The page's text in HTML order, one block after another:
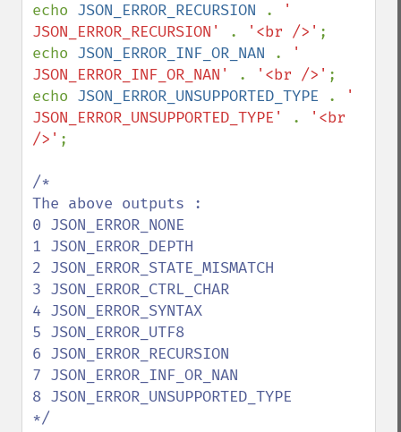
echo JSON_ERROR_RECURSION .
'
JSON_ERROR_RECURSION'
. '<br />' ;
echo JSON_ERROR_INF_OR_NAN .
'
JSON_ERROR_INF_OR_NAN'
. '<br />' ;
echo JSON_ERROR_UNSUPPORTED_TYPE .
'
JSON_ERROR_UNSUPPORTED_TYPE'
.
'<br
/>' ;
/*
The above outputs :
0 JSON_ERROR_NONE
1 JSON_ERROR_DEPTH
2 JSON_ERROR_STATE_MISMATCH
3 JSON_ERROR_CTRL_CHAR
4 JSON_ERROR_SYNTAX
5 JSON_ERROR_UTF8
6 JSON_ERROR_RECURSION
7 JSON_ERROR_INF_OR_NAN
8 JSON_ERROR_UNSUPPORTED_TYPE
*/